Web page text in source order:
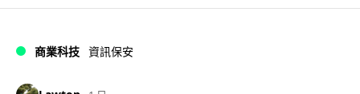
商業科技 資訊保安